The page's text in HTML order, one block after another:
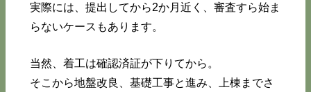
実際には、提出してから2か月近く、審査すら始ま
らないケースもあります。
当然、着工は確認済証が下りてから。
そこから地盤改良、基礎工事と進み、上棟までさ